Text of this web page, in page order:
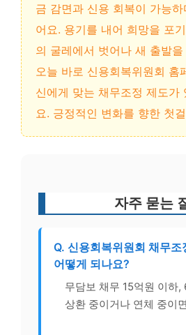
금 감면과 신용 회복이 가능
어요. 용기를 내어 희망을 포
의 굴레에서 벗어나 새 출발
오늘 바로 신용회복위원회 홈
신에게 맞는 채무조정 제도가
요. 긍정적인 변화를 향한 첫
자주 묻는
Q. 신용회복위원회 채무
어떻게 되나요?
무담보 채무 15억원 이하,
상환 중이거나 연체 중이